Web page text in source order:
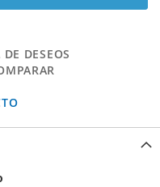
DESEOS